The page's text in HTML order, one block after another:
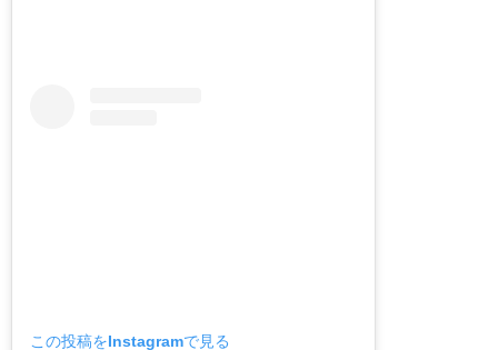
この投稿をInstagramで見る